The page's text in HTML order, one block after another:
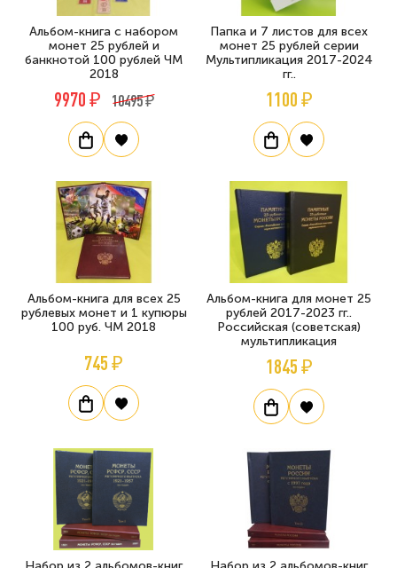
Альбом-книга с набором
монет 25 рублей и
банкнотой 100 рублей ЧМ
2018
9970 ₽ 10495 ₽
Папка и 7 листов для всех
монет 25 рублей серии
Мультипликация 2017-2024
гг..
1100 ₽
Альбом-книга для всех 25
рублевых монет и 1 купюры
100 руб. ЧМ 2018
745 ₽
Альбом-книга для монет 25
рублей 2017-2023 гг..
Российская (советская)
мультипликация
1845 ₽